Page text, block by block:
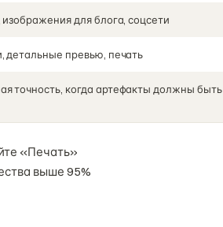
изображения для блога, соцсети
детальные превью, печать
точность, когда артефакты должны быть
«Печать»
выше 95%